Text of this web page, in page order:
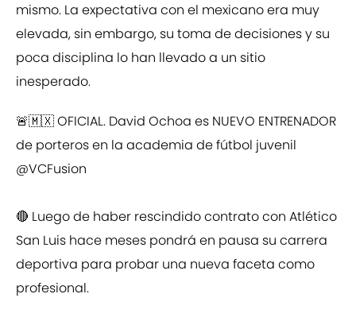
mismo. La expectativa con el mexicano era muy
elevada, sin embargo, su toma de decisiones y su
poca disciplina lo han llevado a un sitio
inesperado.
🚨🇲🇽 OFICIAL. David Ochoa es NUEVO ENTRENADOR
de porteros en la academia de fútbol juvenil
@VCFusion
🔴 Luego de haber rescindido contrato con Atlético
San Luis hace meses pondrá en pausa su carrera
deportiva para probar una nueva faceta como
profesional.